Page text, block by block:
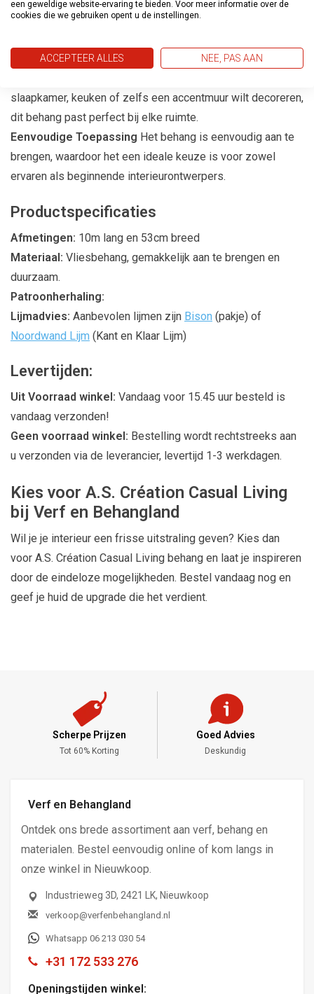
Casual Living is gemaakt van hoogwaardige materialen die
uitstraling bieden.
slaapkamer, keuken of zelfs een accentmuur wilt decoreren,
dit behang past perfect bij elke ruimte.
Eenvoudige Toepassing Het behang is eenvoudig aan te
brengen, waardoor het een ideale keuze is voor zowel
ervaren als beginnende interieurontwerpers.
Productspecificaties
Afmetingen: 10m lang en 53cm breed
Materiaal: Vliesbehang, gemakkelijk aan te brengen en
duurzaam.
Patroonherhaling:
Lijmadvies: Aanbevolen lijmen zijn Bison (pakje) of
Noordwand Lijm (Kant en Klaar Lijm)
Levertijden:
Uit Voorraad winkel: Vandaag voor 15.45 uur besteld is
vandaag verzonden!
Geen voorraad winkel: Bestelling wordt rechtstreeks aan
u verzonden via de leverancier, levertijd 1-3 werkdagen.
Kies voor A.S. Création Casual Living
bij Verf en Behangland
Wil je je interieur een frisse uitstraling geven? Kies dan
voor A.S. Création Casual Living behang en laat je inspireren
door de eindeloze mogelijkheden. Bestel vandaag nog en
geef je huid de upgrade die het verdient.
Scherpe Prijzen
Tot 60% Korting
Goed Advies
Deskundig
Verf en Behangland
Ontdek ons brede assortiment aan verf, behang en
materialen. Bestel eenvoudig online of kom langs in
onze winkel in Nieuwkoop.
Industrieweg 3D, 2421 LK, Nieuwkoop
verkoop@verfenbehangland.nl
Whatsapp 06 213 030 54
+31 172 533 276
Openingstijden winkel:
een geweldige website-ervaring te bieden. Voor meer informatie over de
cookies die we gebruiken opent u de instellingen.
ACCEPTEER ALLES NEE, PAS AAN